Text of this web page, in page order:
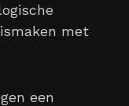
met
een